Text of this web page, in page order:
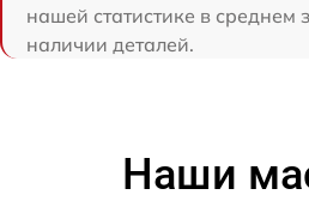
нашей статистике в среднем
наличии деталей.
Наши